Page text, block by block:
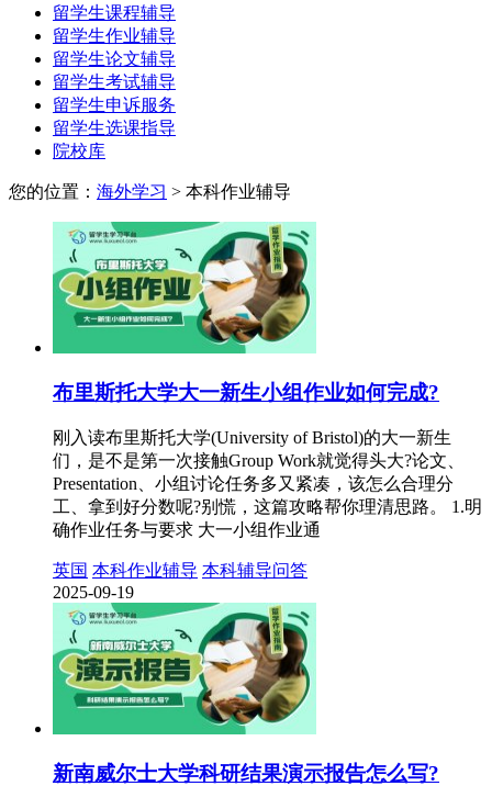
留学生课程辅导
留学生作业辅导
留学生论文辅导
留学生考试辅导
留学生申诉服务
留学生选课指导
院校库
您的位置： 海外学习 > 本科作业辅导
布里斯托大学大一新生小组作业如何完成?
刚入读布里斯托大学(University of Bristol)的大一新生
们，是不是第一次接触Group Work就觉得头大?论文、
Presentation、小组讨论任务多又紧凑，该怎么合理分
工、拿到好分数呢?别慌，这篇攻略帮你理清思路。 1.明
确作业任务与要求 大一小组作业通
英国 本科作业辅导 本科辅导问答
2025-09-19
新南威尔士大学科研结果演示报告怎么写?